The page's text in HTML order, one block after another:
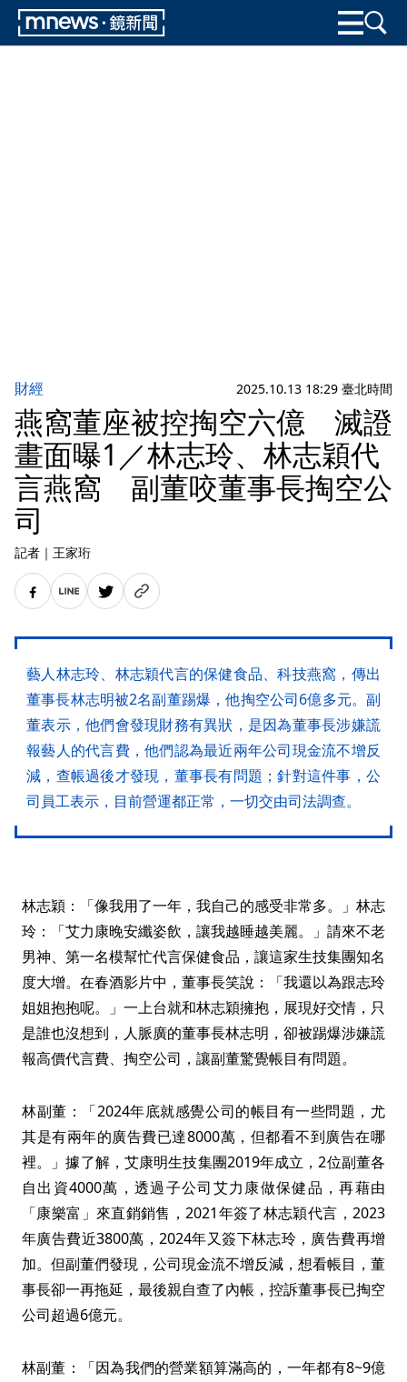
財經 2025.10.13 18:29 臺北時間
燕窩董座被控掏空六億 滅證
畫面曝1／林志玲、林志穎代
言燕窩 副董咬董事長掏空公
司
記者 ｜ 王家珩
藝人林志玲、林志穎代言的保健食品、科技燕窩，傳出
董事長林志明被2名副董踢爆，他掏空公司6億多元。副
董表示，他們會發現財務有異狀，是因為董事長涉嫌謊
報藝人的代言費，他們認為最近兩年公司現金流不增反
減，查帳過後才發現，董事長有問題；針對這件事，公
司員工表示，目前營運都正常，一切交由司法調查。
林志穎：「像我用了一年，我自己的感受非常多。」林志
玲：「艾力康晚安纖姿飲，讓我越睡越美麗。」請來不老
男神、第一名模幫忙代言保健食品，讓這家生技集團知名
度大增。在春酒影片中，董事長笑說：「我還以為跟志玲
姐姐抱抱呢。」一上台就和林志穎擁抱，展現好交情，只
是誰也沒想到，人脈廣的董事長林志明，卻被踢爆涉嫌謊
報高價代言費、掏空公司，讓副董驚覺帳目有問題。
林副董：「2024年底就感覺公司的帳目有一些問題，尤
其是有兩年的廣告費已達8000萬，但都看不到廣告在哪
裡。」據了解，艾康明生技集團2019年成立，2位副董各
自出資4000萬，透過子公司艾力康做保健品，再藉由
「康樂富」來直銷銷售，2021年簽了林志穎代言，2023
年廣告費近3800萬，2024年又簽下林志玲，廣告費再增
加。但副董們發現，公司現金流不增反減，想看帳目，董
事長卻一再拖延，最後親自查了內帳，控訴董事長已掏空
公司超過6億元。
林副董：「因為我們的營業額算滿高的，一年都有8~9億